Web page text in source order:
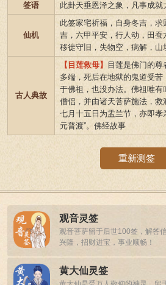
签语
此卦天垂恩泽之象，凡事成就
仙机
此签家宅祈福，自身冬吉，
吉，六甲平安，行人动，田蚕
移徙守旧，失物空，病解，山
古人典故
【目莲救母】
目莲是佛门的
多端，死后在地狱的鬼道受
于佛祖，也没办法。佛祖唯
僧侣，并由诸天菩萨施法，
七月十五日为盂兰节，亦即孝
元普渡”。佛经故事
重新测签
观音灵签
观音菩萨留于后世100签，解答
兴隆，招财进宝，事业顺畅！
黄大仙灵签